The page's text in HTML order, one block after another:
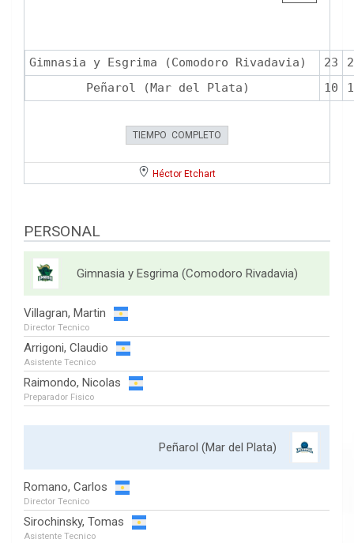
Gimnasia y Esgrima (Comodoro Rivadavia) 23
Peñarol (Mar del Plata)
10
TIEMPO COMPLETO
Héctor Etchart
PERSONAL
Gimnasia y Esgrima (Comodoro Rivadavia)
Villagran, Martin
Director Tecnico
Arrigoni, Claudio
Asistente Tecnico
Raimondo, Nicolas
Preparador Fisico
Peñarol (Mar del Plata)
Romano, Carlos
Director Tecnico
Sirochinsky, Tomas
Asistente Tecnico